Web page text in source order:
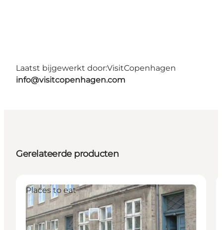
Laatst bijgewerkt door:VisitCopenhagen
info@visitcopenhagen.com
Gerelateerde producten
Places to eat